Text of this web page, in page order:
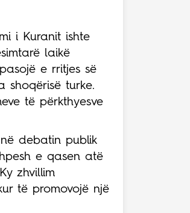
i Kuranit ishte
laikë
e rritjes së
shoqërisë turke.
të përkthyesve
debatin publik
e qasen atë
zhvillim
të promovojë një